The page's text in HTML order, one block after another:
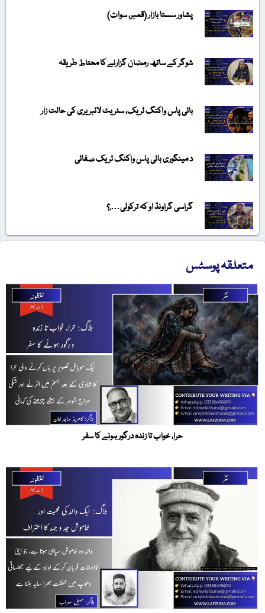
پشاور سستا بازار (قمبر، سوات)
شوگر کے ساتھ رمضان گزارنے کا محتاط طریقہ
بائی پاس واکنگ ٹریک، سٹریٹ لائبریری کی حالت زار
د مینگوری بائی پاس واکنگ ٹریک صفائی
گراسی گراونڈ او کہ ترکولی….؟
متعلقہ پوسٹس
حرا، خواب تا زندہ درگور ہونے کا سفر